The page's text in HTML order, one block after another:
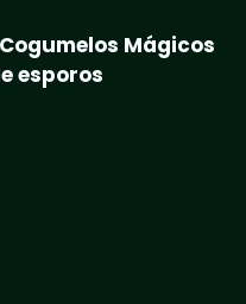
Mágicos
esporos